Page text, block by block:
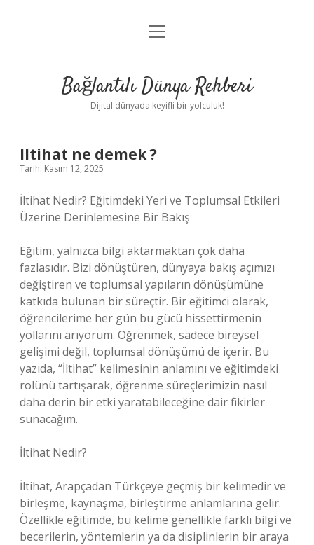
Anasayfa
Yasal Uyarı
menüyü
Bağlantılı Dünya Rehberi
Dijital dünyada keyifli bir yolculuk!
Iltihat ne demek ?
Tarih: Kasım 12, 2025
İltihat Nedir? Eğitimdeki Yeri ve Toplumsal Etkileri
Üzerine Derinlemesine Bir Bakış
Eğitim, yalnızca bilgi aktarmaktan çok daha
fazlasıdır. Bizi dönüştüren, dünyaya bakış açımızı
değiştiren ve toplumsal yapıların dönüşümüne
katkıda bulunan bir süreçtir. Bir eğitimci olarak,
öğrencilerime her gün bu gücü hissettirmenin
yollarını arıyorum. Öğrenmek, sadece bireysel
gelişimi değil, toplumsal dönüşümü de içerir. Bu
yazıda, “İltihat” kelimesinin anlamını ve eğitimdeki
rolünü tartışarak, öğrenme süreçlerimizin nasıl
daha derin bir etki yaratabileceğine dair fikirler
sunacağım.
İltihat Nedir?
İltihat, Arapçadan Türkçeye geçmiş bir kelimedir ve
birleşme, kaynaşma, birleştirme anlamlarına gelir.
Özellikle eğitimde, bu kelime genellikle farklı bilgi ve
becerilerin, yöntemlerin ya da disiplinlerin bir araya